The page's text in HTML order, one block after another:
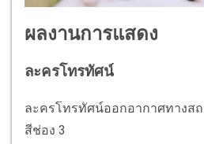
ผลงานการแสดง
ละครโทรทัศน์
ละครโทรทัศน์ออกอากาศทางส
สีช่อง 3